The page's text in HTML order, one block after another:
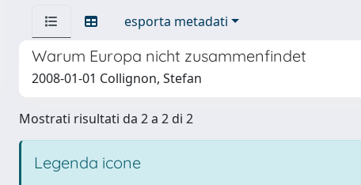
esporta metadati
Warum Europa nicht zusammenfindet
2008-01-01 Collignon, Stefan
Mostrati risultati da 2 a 2 di 2
Legenda icone